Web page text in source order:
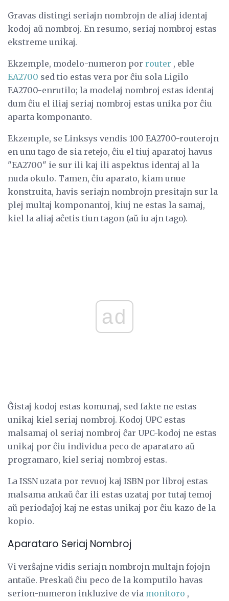
Gravas distingi seriajn nombrojn de aliaj identaj
kodoj aŭ nombroj. En resumo, seriaj nombroj estas
ekstreme unikaj.
Ekzemple, modelo-numeron por router , eble
EA2700 sed tio estas vera por ĉiu sola Ligilo
EA2700-enrutilo; la modelaj nombroj estas identaj
dum ĉiu el iliaj seriaj nombroj estas unika por ĉiu
aparta komponanto.
Ekzemple, se Linksys vendis 100 EA2700-routerojn
en unu tago de sia retejo, ĉiu el tiuj aparatoj havus
"EA2700" ie sur ili kaj ili aspektus identaj al la
nuda okulo. Tamen, ĉiu aparato, kiam unue
konstruita, havis seriajn nombrojn presitajn sur la
plej multaj komponantoj, kiuj ne estas la samaj,
kiel la aliaj aĉetis tiun tagon (aŭ iu ajn tago).
ad
Ĝistaj kodoj estas komunaj, sed fakte ne estas
unikaj kiel seriaj nombroj. Kodoj UPC estas
malsamaj ol seriaj nombroj ĉar UPC-kodoj ne estas
unikaj por ĉiu individua peco de aparataro aŭ
programaro, kiel seriaj nombroj estas.
La ISSN uzata por revuoj kaj ISBN por libroj estas
malsama ankaŭ ĉar ili estas uzataj por tutaj temoj
aŭ periodaĵoj kaj ne estas unikaj por ĉiu kazo de la
kopio.
Aparataro Seriaj Nombroj
Vi verŝajne vidis seriajn nombrojn multajn fojojn
antaŭe. Preskaŭ ĉiu peco de la komputilo havas
serion-numeron inkluzive de via monitoro ,